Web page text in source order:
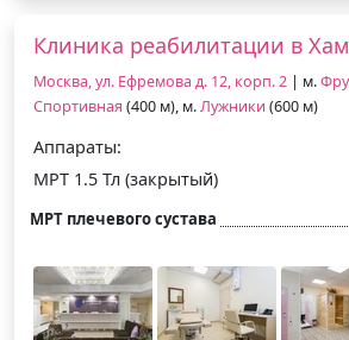
Клиника реабилитации в
Москва, ул. Ефремова д. 12, корп. 2 | м.
Спортивная (400 м), м.Лужники (600 м)
Аппараты:
МРТ 1.5 Тл (закрытый)
МРТ плечевого сустава